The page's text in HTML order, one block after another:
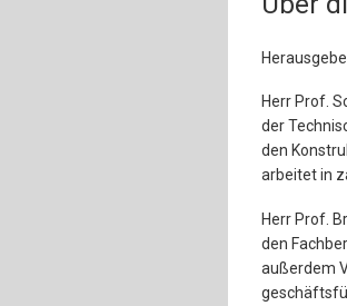
Herr Prof.
der
den
arbeitet in
Herr Prof.
den
außerdem